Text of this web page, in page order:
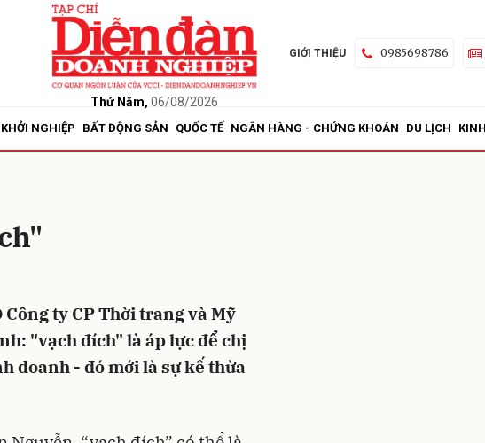
Thứ Năm, 06/08/2026
GIỚI THIỆU 0985698786
KHỞI NGHIỆP BẤT ĐỘNG SẢN QUỐC TẾ NGÂN HÀNG - CHỨNG KHOÁN DU LỊCH
ty CP Thời trang và Mỹ
"vạch đích" là áp lực để chị
doanh - đó mới là sự kế thừa